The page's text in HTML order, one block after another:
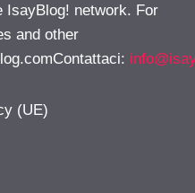
IsayBlog! network. For
and other
:
(UE)